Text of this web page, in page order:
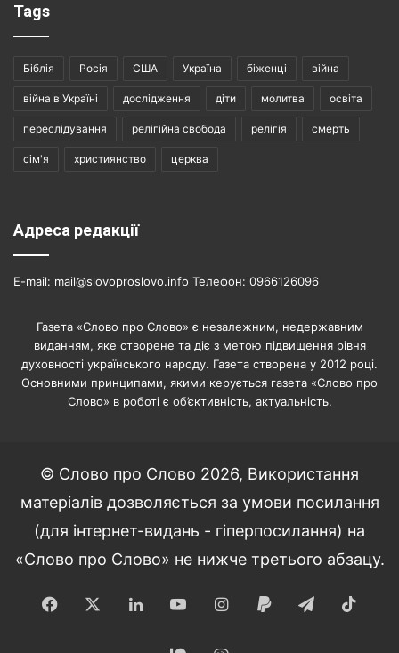
Tags
Біблія Росія США Україна біженці війна
війна в Україні дослідження діти молитва освіта
переслідування релігійна свобода релігія смерть
сім'я християнство церква
Адреса редакції
E-mail: mail@slovoproslovo.info Телефон: 0966126096
Газета «Слово про Слово» є незалежним, недержавним
виданням, яке створене та діє з метою підвищення рівня
духовності українського народу. Газета створена у 2012 році.
Основними принципами, якими керується газета «Слово про
Слово» в роботі є об’єктивність, актуальність.
© Слово про Слово 2026, Використання
матеріалів дозволяється за умови посилання
(для інтернет-видань - гіперпосилання) на
«Слово про Слово» не нижче третього абзацу.
Facebook LinkedInYouTubeInstagram
Paypal Telegram